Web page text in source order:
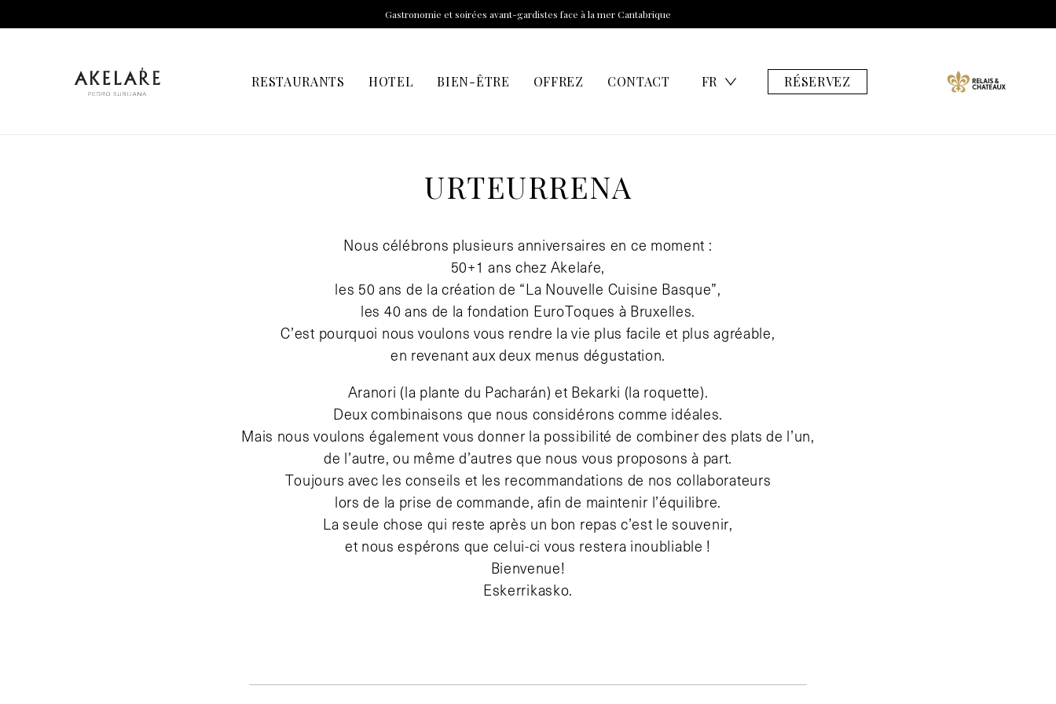
Gastronomie et soirées avant-gardistes face à la mer Cantabrique
RESTAURANTS HOTEL BIEN-ÊTRE OFFREZ CONTACT FR RÉSERVEZ
URTEURRENA
Nous célébrons plusieurs anniversaires en ce moment :
50+1 ans chez Akelaŕe,
les 50 ans de la création de “La Nouvelle Cuisine Basque”,
les 40 ans de la fondation EuroToques à Bruxelles.
C’est pourquoi nous voulons vous rendre la vie plus facile et plus agréable,
en revenant aux deux menus dégustation.
Aranori (la plante du Pacharán) et Bekarki (la roquette).
Deux combinaisons que nous considérons comme idéales.
Mais nous voulons également vous donner la possibilité de combiner des plats de l’un,
de l’autre, ou même d’autres que nous vous proposons à part.
Toujours avec les conseils et les recommandations de nos collaborateurs
lors de la prise de commande, afin de maintenir l’équilibre.
La seule chose qui reste après un bon repas c’est le souvenir,
et nous espérons que celui-ci vous restera inoubliable !
Bienvenue!
Eskerrikasko.